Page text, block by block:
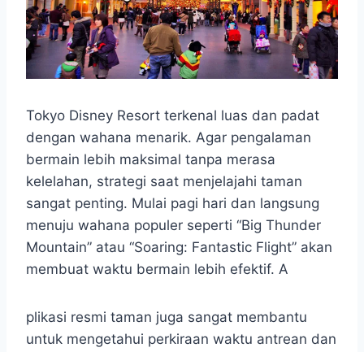
Tokyo Disney Resort terkenal luas dan padat
dengan wahana menarik. Agar pengalaman
bermain lebih maksimal tanpa merasa
kelelahan, strategi saat menjelajahi taman
sangat penting. Mulai pagi hari dan langsung
menuju wahana populer seperti “Big Thunder
Mountain” atau “Soaring: Fantastic Flight” akan
membuat waktu bermain lebih efektif. A
plikasi resmi taman juga sangat membantu
untuk mengetahui perkiraan waktu antrean dan